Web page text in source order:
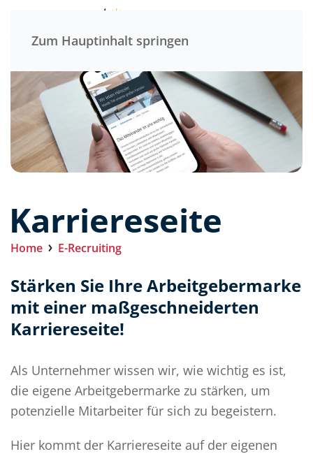
Zum Hauptinhalt springen
Karriereseite
Home E-Recruiting
Stärken Sie Ihre Arbeitgebermarke
mit einer maßgeschneiderten
Karriereseite!
Als Unternehmer wissen wir, wie wichtig es ist,
die eigene Arbeitgebermarke zu stärken, um
potenzielle Mitarbeiter für sich zu begeistern.
Hier kommt der Karriereseite auf der eigenen